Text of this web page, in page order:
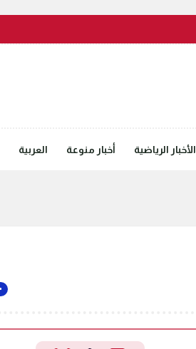
الأخبار الرياضية أخبار منوعة العربية